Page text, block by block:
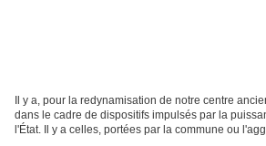
Il y a, pour la redynamisation de notre centre
dans le cadre de dispositifs impulsés par la
l'État. Il y a celles, portées par la commune ou